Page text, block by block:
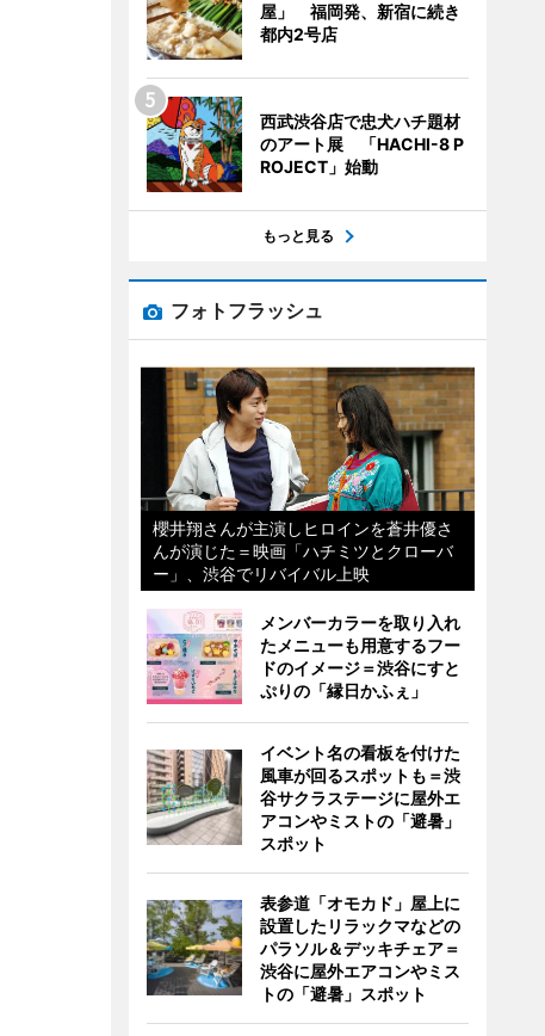
屋」 福岡発、新宿に続き
都内2号店
西武渋谷店で忠犬ハチ題材
のアート展 「HACHI-8 P
ROJECT」始動
もっと見る
フォトフラッシュ
櫻井翔さんが主演しヒロインを蒼井優さ
んが演じた＝映画「ハチミツとクローバ
ー」、渋谷でリバイバル上映
メンバーカラーを取り入れ
たメニューも用意するフー
ドのイメージ＝渋谷にすと
ぷりの「縁日かふぇ」
イベント名の看板を付けた
風車が回るスポットも＝渋
谷サクラステージに屋外エ
アコンやミストの「避暑」
スポット
表参道「オモカド」屋上に
設置したリラックマなどの
パラソル＆デッキチェア＝
渋谷に屋外エアコンやミス
トの「避暑」スポット